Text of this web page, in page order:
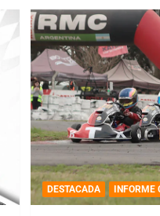
DESTACADA INFORME